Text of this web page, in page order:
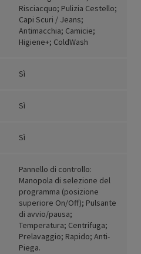
Risciacquo; Pulizia Cestello;
Capi Scuri / Jeans;
Antimacchia; Camicie;
Higiene+; ColdWash
Sì
Sì
Sì
Pannello di controllo:
Manopola di selezione del
programma (posizione
superiore On/Off); Pulsante
di avvio/pausa;
Temperatura; Centrifuga;
Prelavaggio; Rapido; Anti-
Piega.